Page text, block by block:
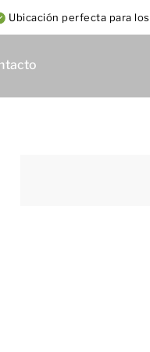
Ubicación perfecta para